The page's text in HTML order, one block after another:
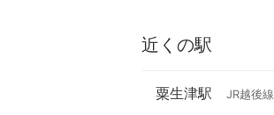
近くの駅
粟生津駅 JR越後線